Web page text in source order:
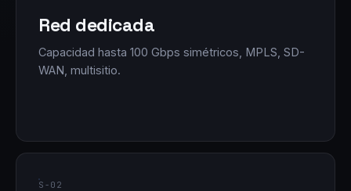
Red dedicada
Capacidad hasta 100 Gbps simétricos, MPLS, SD-
WAN, multisitio.
S-02